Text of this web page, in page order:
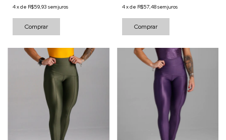
4xde R$59,93 sem juros
Comprar
4xde R$57,48sem juros
Comprar